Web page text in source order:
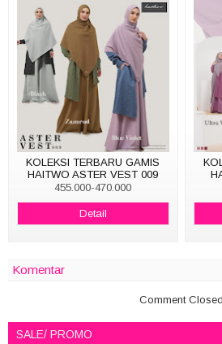
KOLEKSI TERBARU GAMIS
HAITWO ASTER VEST 009
455.000-470.000
Detail
Komentar
Comment Closed
SALE/ PROMO